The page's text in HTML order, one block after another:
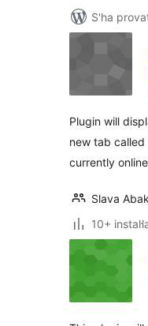
S'ha
Plugin will
new tab called
currently
Slava
10+